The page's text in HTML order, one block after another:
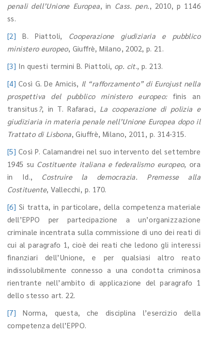
penali dell’Unione Europea , in Cass. pen.
, 2010, p 1146
ss.
[2] B. Piattoli, Cooperazione giudiziaria e pubblico
ministero europeo, Giuffrè, Milano, 2002, p. 21.
[3] In questi termini B. Piattoli, op. cit., p. 213.
[4] Così G. De Amicis,
Il “rafforzamento” di Eurojust nella
prospettiva del pubblico ministero europeo:finis an
transitus ?, in T. Rafaraci, La cooperazione di polizia e
giudiziaria in materia penale nell’Unione Europea dopo il
Trattato di Lisbona , Giuffrè, Milano, 2011, p. 314-315.
[5] Così P. Calamandrei nel suo intervento del settembre
1945 su Costituente italiana e federalismo europeo, ora
in Id., Costruire la democrazia. Premesse alla
Costituente, Vallecchi, p. 170.
[6] Si tratta, in particolare, della competenza materiale
dell’EPPO per partecipazione a un’organizzazione
criminale incentrata sulla commissione di uno dei reati di
cui al paragrafo 1, cioè dei reati che ledono gli interessi
finanziari dell’Unione, e per qualsiasi altro reato
indissolubilmente connesso a una condotta criminosa
rientrante nell’ambito di applicazione del paragrafo 1
dello stesso art. 22.
[7] Norma, questa, che disciplina l’esercizio della
competenza dell’EPPO.